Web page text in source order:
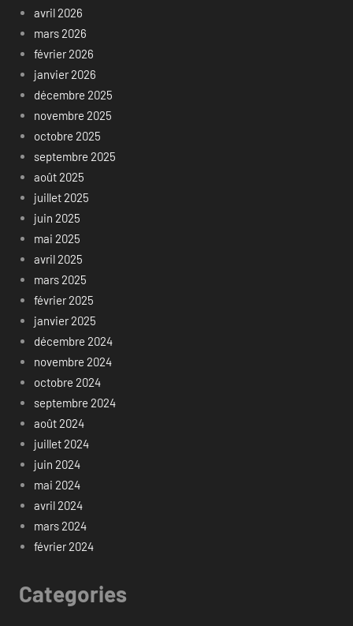
avril 2026
mars 2026
février 2026
janvier 2026
décembre 2025
novembre 2025
octobre 2025
septembre 2025
août 2025
juillet 2025
juin 2025
mai 2025
avril 2025
mars 2025
février 2025
janvier 2025
décembre 2024
novembre 2024
octobre 2024
septembre 2024
août 2024
juillet 2024
juin 2024
mai 2024
avril 2024
mars 2024
février 2024
Categories